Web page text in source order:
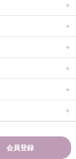
会員登録